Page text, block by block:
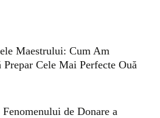
Maestrului: Cum Am
Prepar Cele Mai Perfecte Ouă
Fenomenului de Donare a